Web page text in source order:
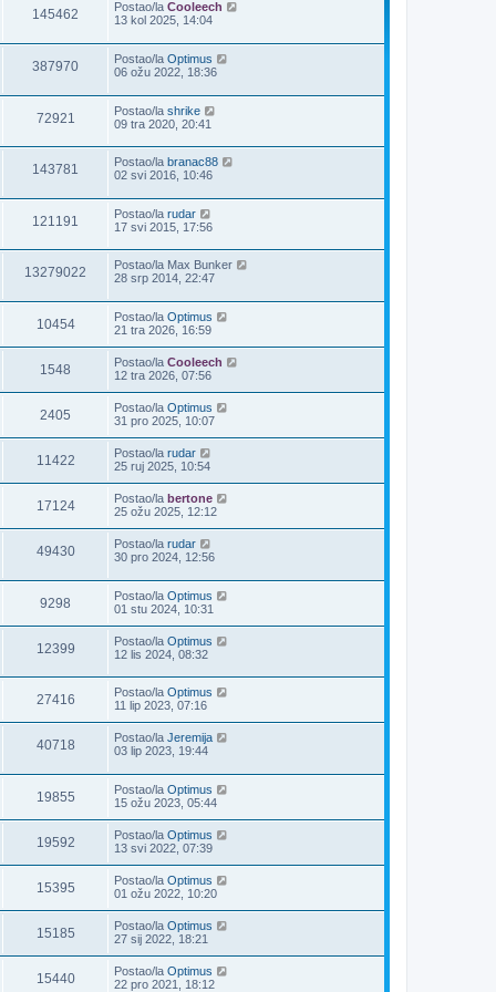
145462 Postao/la Cooleech
13 kol 2025, 14:04
387970 Postao/la Optimus
06 ožu 2022, 18:36
72921 Postao/la shrike
09 tra 2020, 20:41
143781 Postao/la branac88
02 svi 2016, 10:46
121191 Postao/la rudar
17 svi 2015, 17:56
13279022 Postao/la Max Bunker
28 srp 2014, 22:47
10454 Postao/la Optimus
21 tra 2026, 16:59
1548 Postao/la Cooleech
12 tra 2026, 07:56
2405 Postao/la Optimus
31 pro 2025, 10:07
11422 Postao/la rudar
25 ruj 2025, 10:54
17124 Postao/la bertone
25 ožu 2025, 12:12
49430 Postao/la rudar
30 pro 2024, 12:56
9298 Postao/la Optimus
01 stu 2024, 10:31
12399 Postao/la Optimus
12 lis 2024, 08:32
27416 Postao/la Optimus
11 lip 2023, 07:16
40718 Postao/la Jeremija
03 lip 2023, 19:44
19855 Postao/la Optimus
15 ožu 2023, 05:44
19592 Postao/la Optimus
13 svi 2022, 07:39
15395 Postao/la Optimus
01 ožu 2022, 10:20
15185 Postao/la Optimus
27 sij 2022, 18:21
15440 Postao/la Optimus
22 pro 2021, 18:12